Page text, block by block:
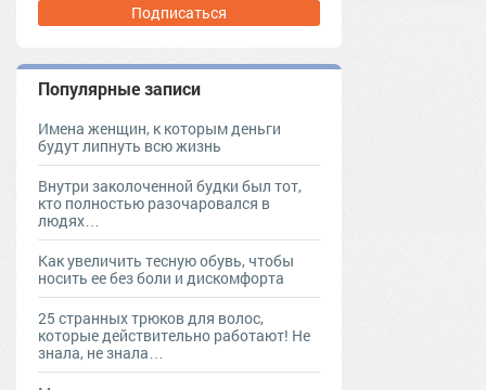
Подписаться
Популярные записи
Имена женщин, к которым деньги
будут липнуть всю жизнь
Внутри заколоченной будки был тот,
кто полностью разочаровался в
людях…
Как увеличить тесную обувь, чтобы
носить ее без боли и дискомфорта
25 странных трюков для волос,
которые действительно работают! Не
знала, не знала…